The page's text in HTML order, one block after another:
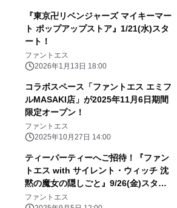
『東京卍リベンジャーズ マイキーマー
ト ポップアップストア』1/21(水)スタ
ート！
ファントエス
2026年1月13日 18:00
コラボスペース「ファントエス エミフ
ルMASAKI店」が2025年11月6日期間
限定オープン！
ファントエス
2025年10月27日 14:00
ティーパーティーへご招待！『ファン
トエス with サイレント・ウィッチ 沈
黙の魔女の隠しごと』9/26(金)スター
ト！
ファントエス